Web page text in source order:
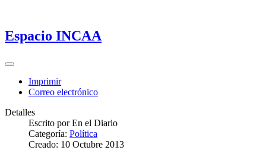
Espacio INCAA
Imprimir
Correo electrónico
Detalles
Escrito porEn el Diario
Categoría: Política
Creado: 10 Octubre 2013